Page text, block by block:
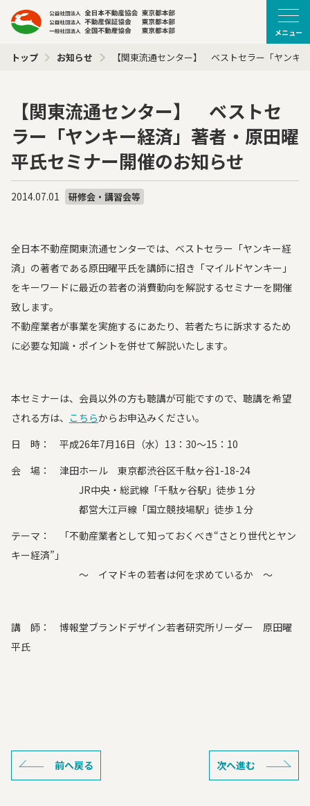
メニュー
トップ お知らせ 【関東流通センター】 ベストセラー「ヤン
【関東流通センター】 ベストセ
ラー「ヤンキー経済」著者・原田曜
平氏セミナー開催のお知らせ
2014.07.01 研修会・講習会等
全日本不動産関東流通センターでは、ベストセラー「ヤンキー経
済」の著者である原田曜平氏を講師に招き「マイルドヤンキー」
をキーワードに最近の若者の消費動向を解説するセミナーを開催
致します。
不動産業者が事業を実施するにあたり、若者たちに訴求するため
に必要な知識・ポイントを併せて解説いたします。
本セミナーは、会員以外の方も聴講が可能ですので、聴講を希望
される方は、 こちらからお申込みください。
日 時： 平成26年7月16日（水）13：30～15：10
会 場： 津田ホール 東京都渋谷区千駄ヶ谷1-18-24
JR中央・総武線「千駄ヶ谷駅」徒歩１分
都営大江戸線「国立競技場駅」徒歩１分
テーマ： 「不動産業者として知っておくべき“さとり世代とヤン
キー経済”」
～ イマドキの若者は何を求めているか ～
講 師： 博報堂ブランドデザイン若者研究所リーダー 原田曜
平氏
前へ戻る 次へ進む